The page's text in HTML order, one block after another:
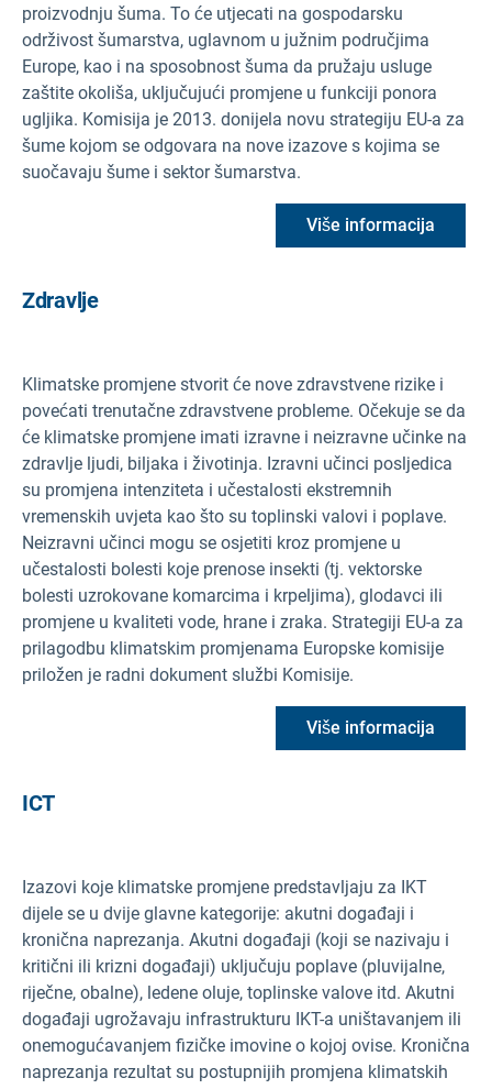
proizvodnju šuma. To će utjecati na gospodarsku
održivost šumarstva, uglavnom u južnim područjima
Europe, kao i na sposobnost šuma da pružaju usluge
zaštite okoliša, uključujući promjene u funkciji ponora
ugljika. Komisija je 2013. donijela novu strategiju EU-a za
šume kojom se odgovara na nove izazove s kojima se
suočavaju šume i sektor šumarstva.
Više informacija
Zdravlje
Klimatske promjene stvorit će nove zdravstvene rizike i
povećati trenutačne zdravstvene probleme. Očekuje se da
će klimatske promjene imati izravne i neizravne učinke na
zdravlje ljudi, biljaka i životinja. Izravni učinci posljedica
su promjena intenziteta i učestalosti ekstremnih
vremenskih uvjeta kao što su toplinski valovi i poplave.
Neizravni učinci mogu se osjetiti kroz promjene u
učestalosti bolesti koje prenose insekti (tj. vektorske
bolesti uzrokovane komarcima i krpeljima), glodavci ili
promjene u kvaliteti vode, hrane i zraka. Strategiji EU-a za
prilagodbu klimatskim promjenama Europske komisije
priložen je radni dokument službi Komisije.
Više informacija
ICT
Izazovi koje klimatske promjene predstavljaju za IKT
dijele se u dvije glavne kategorije: akutni događaji i
kronična naprezanja. Akutni događaji (koji se nazivaju i
kritični ili krizni događaji) uključuju poplave (pluvijalne,
riječne, obalne), ledene oluje, toplinske valove itd. Akutni
događaji ugrožavaju infrastrukturu IKT-a uništavanjem ili
onemogućavanjem fizičke imovine o kojoj ovise. Kronična
naprezanja rezultat su postupnijih promjena klimatskih